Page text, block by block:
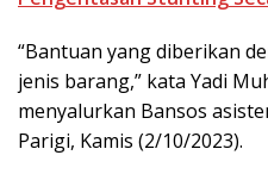
“Bantuan yang diberikan
jenis barang,” kata Yadi
menyalurkan Bansos
Parigi, Kamis (2/10/2023).